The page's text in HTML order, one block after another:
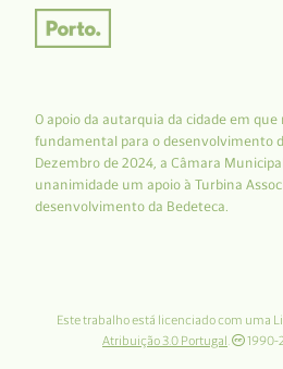
O apoio da autarquia da cidade em
fundamental para o desenvolvimento
Dezembro de 2024, a Câmara
unanimidade um apoio à Turbina
desenvolvimento da Bedeteca.
Este trabalho está licenciado com uma
Atribuição 3.0 Portugal. 1990-